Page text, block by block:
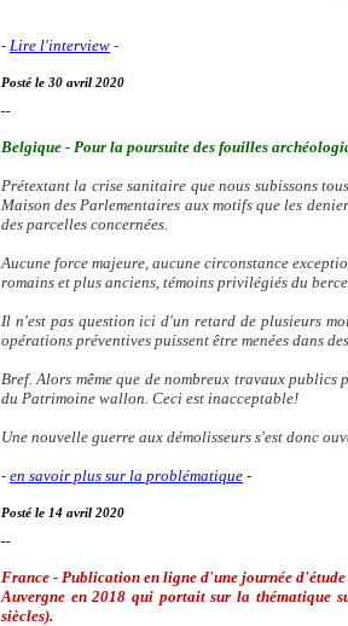
- Lire l'interview -
Posté le 30 avril 2020
--
Belgique - Pour la poursuite des fouilles
Prétextant la crise sanitaire que nous subissons
Maison des Parlementaires aux motifs que les
des parcelles concernées.
Aucune force majeure, aucune circonstance
romains et plus anciens, témoins privilégiés du
Il n'est pas question ici d'un retard de plusieurs
opérations préventives puissent être menées dans
Bref. Alors même que de nombreux travaux
du Patrimoine wallon. Ceci est inacceptable!
Une nouvelle guerre aux démolisseurs s'est donc
- en savoir plus sur la problématique -
Posté le 14 avril 2020
--
France - Publication en ligne d'une journée
Auvergne en 2018 qui portait sur la thématique
siècles).